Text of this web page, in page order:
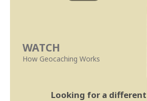
WATCH
How Geocaching Works
Looking for a